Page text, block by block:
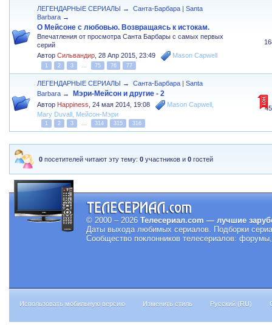
ЛЕГЕНДАРНЫЕ СЕРИАЛЫ →
Санта-Барбара | Santa
Barbara →
О Мейсоне с любовью. Возвращаясь к истокам.
Впечатления от просмотра Санта Барбары с самых первых
серий
АвторСильвандир ,28 Апр 2015, 23:49 Mason Capwell
1 2 3 75 76 77
ЛЕГЕНДАРНЫЕ СЕРИАЛЫ →
Санта-Барбара | Santa
Barbara → Мэри-Мейсон и другие - 2
Автор Happiness ,24 мая 2014, 19:08 Mason Capwell
Mary Duvall Мейсон-Мэри
1 2 3 314 315 316
0 посетителей читают эту тему:0 участников и0 гостей
© 2000 – 2026 Телесериал.com — лучшие
Даты выхода любимых сериалов.
Подборки
Сообщество поклонников телесериалов:
Использовать мобильную версию Изменить стиль Русский (RU)